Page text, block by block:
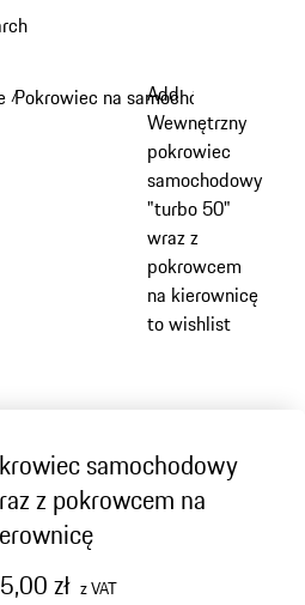
/Pokrowiec na samochód
Add
Wewnętrzny
pokrowiec
samochodowy
"turbo 50"
wraz z
pokrowcem
na kierownicę
to wishlist
samochodowy
z pokrowcem na
zł z VAT